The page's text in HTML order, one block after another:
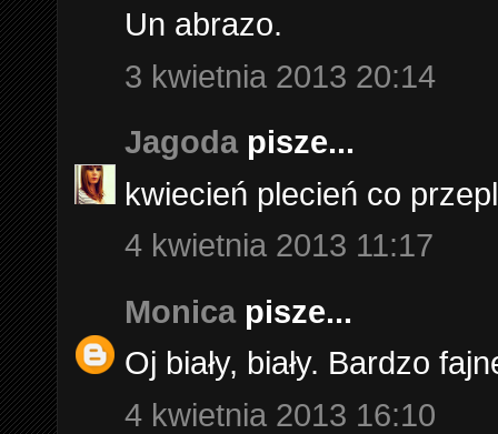
Un abrazo.
3 kwietnia 2013 20:14
Jagodapisze...
kwiecień plecień co
4 kwietnia 2013 11:17
Monicapisze...
Oj biały, biały. Bardzo
4 kwietnia 2013 16:10